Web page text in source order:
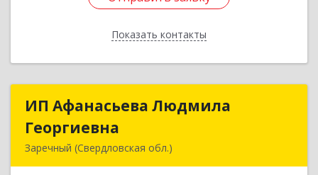
Показать контакты
Назад
ИП Афанасьева Людмила
Георгиевна
Заречный (Свердловская обл.)
ИП Афанасьева Людмила